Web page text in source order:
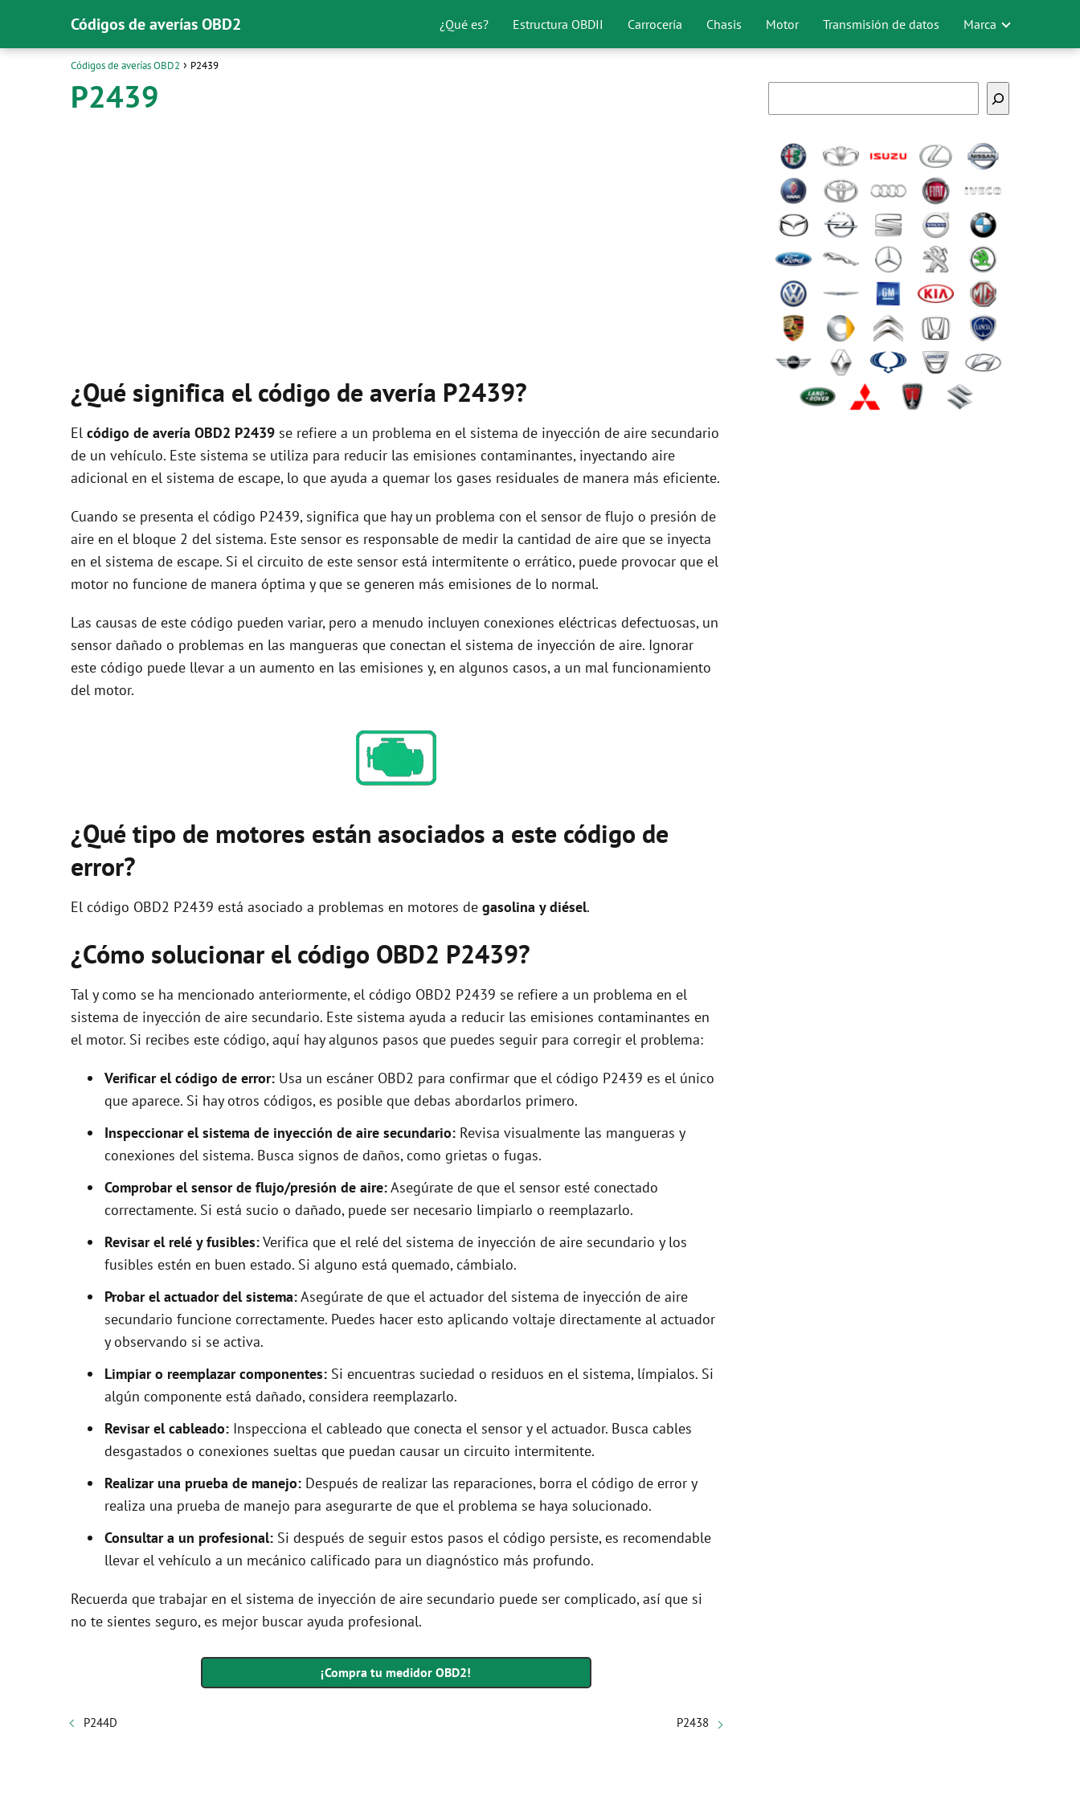
Códigos de averías OBD2 ¿Qué es? Estructura OBDII Carrocería Chasis Motor Transmisión de datos Marca
Códigos de averías OBD2 P2439
P2439
¿Qué significa el código de avería P2439?
El código de avería OBD2 P2439 se refiere a un problema en el sistema de inyección de aire secundario
de un vehículo. Este sistema se utiliza para reducir las emisiones contaminantes, inyectando aire
adicional en el sistema de escape, lo que ayuda a quemar los gases residuales de manera más eficiente.
Cuando se presenta el código P2439, significa que hay un problema con el sensor de flujo o presión de
aire en el bloque 2 del sistema. Este sensor es responsable de medir la cantidad de aire que se inyecta
en el sistema de escape. Si el circuito de este sensor está intermitente o errático, puede provocar que el
motor no funcione de manera óptima y que se generen más emisiones de lo normal.
Las causas de este código pueden variar, pero a menudo incluyen conexiones eléctricas defectuosas, un
sensor dañado o problemas en las mangueras que conectan el sistema de inyección de aire. Ignorar
este código puede llevar a un aumento en las emisiones y, en algunos casos, a un mal funcionamiento
del motor.
¿Qué tipo de motores están asociados a este código de
error?
El código OBD2 P2439 está asociado a problemas en motores de gasolina y diésel.
¿Cómo solucionar el código OBD2 P2439?
Tal y como se ha mencionado anteriormente, el código OBD2 P2439 se refiere a un problema en el
sistema de inyección de aire secundario. Este sistema ayuda a reducir las emisiones contaminantes en
el motor. Si recibes este código, aquí hay algunos pasos que puedes seguir para corregir el problema:
Verificar el código de error: Usa un escáner OBD2 para confirmar que el código P2439 es el único
que aparece. Si hay otros códigos, es posible que debas abordarlos primero.
Inspeccionar el sistema de inyección de aire secundario: Revisa visualmente las mangueras y
conexiones del sistema. Busca signos de daños, como grietas o fugas.
Comprobar el sensor de flujo/presión de aire:Asegúrate de que el sensor esté conectado
correctamente. Si está sucio o dañado, puede ser necesario limpiarlo o reemplazarlo.
Revisar el relé y fusibles:Verifica que el relé del sistema de inyección de aire secundario y los
fusibles estén en buen estado. Si alguno está quemado, cámbialo.
Probar el actuador del sistema:Asegúrate de que el actuador del sistema de inyección de aire
secundario funcione correctamente. Puedes hacer esto aplicando voltaje directamente al actuador
y observando si se activa.
Limpiar o reemplazar componentes: Si encuentras suciedad o residuos en el sistema, límpialos. Si
algún componente está dañado, considera reemplazarlo.
Revisar el cableado: Inspecciona el cableado que conecta el sensor y el actuador. Busca cables
desgastados o conexiones sueltas que puedan causar un circuito intermitente.
Realizar una prueba de manejo: Después de realizar las reparaciones, borra el código de error y
realiza una prueba de manejo para asegurarte de que el problema se haya solucionado.
Consultar a un profesional: Si después de seguir estos pasos el código persiste, es recomendable
llevar el vehículo a un mecánico calificado para un diagnóstico más profundo.
Recuerda que trabajar en el sistema de inyección de aire secundario puede ser complicado, así que si
no te sientes seguro, es mejor buscar ayuda profesional.
¡Compra tu medidor OBD2!
P244D P2438